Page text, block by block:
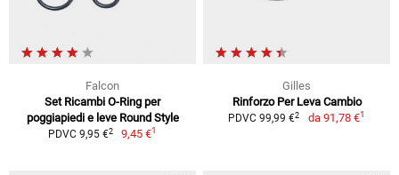
Falcon
Set Ricambi O-Ring per
poggiapiedi e leve Round Style
PDVC 9,95 €2 9,45 €1
Gilles
Rinforzo Per Leva Cambio
PDVC 99,99 €2 da 91,78 €1